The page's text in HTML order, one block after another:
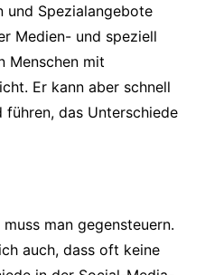
und Spezialangebote
Medien- und speziell
Menschen mit
Er kann aber schnell
das Unterschiede
man gegensteuern.
auch, dass oft keine